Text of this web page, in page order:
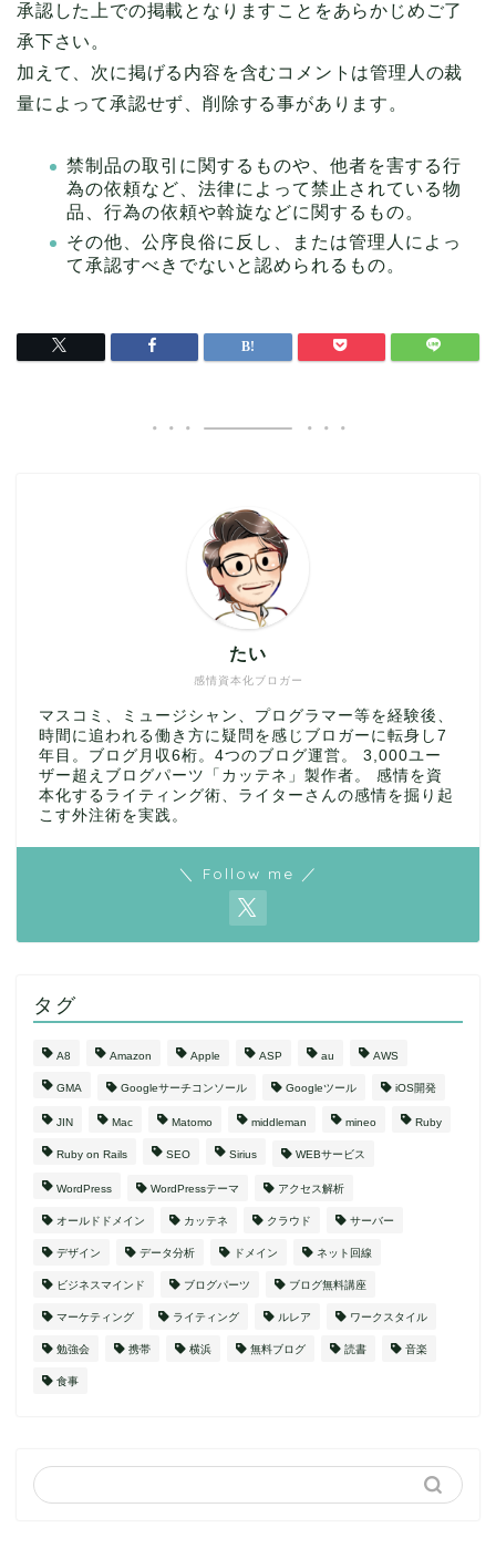
承認した上での掲載となりますことをあらかじめご了
承下さい。
加えて、次に掲げる内容を含むコメントは管理人の裁
量によって承認せず、削除する事があります。
禁制品の取引に関するものや、他者を害する行
為の依頼など、法律によって禁止されている物
品、行為の依頼や斡旋などに関するもの。
その他、公序良俗に反し、または管理人によっ
て承認すべきでないと認められるもの。
感情資本化ブロガー
たい
マスコミ、ミュージシャン、プログラマー等を経験後、
時間に追われる働き方に疑問を感じブロガーに転身し7
年目。ブログ月収6桁。4つのブログ運営。 3,000ユー
ザー超えブログパーツ「カッテネ」製作者。 感情を資
本化するライティング術、ライターさんの感情を掘り起
こす外注術を実践。
＼ Follow me ／
タグ
A8 Amazon Apple ASP au AWS
GMA Googleサーチコンソール Googleツール iOS開発
JIN Mac Matomo middleman mineo Ruby
Ruby on Rails SEO Sirius WEBサービス
WordPress WordPressテーマ アクセス解析
オールドドメイン カッテネ クラウド サーバー
デザイン データ分析 ドメイン ネット回線
ビジネスマインド ブログパーツ ブログ無料講座
マーケティング ライティング ルレア ワークスタイル
勉強会 携帯 横浜 無料ブログ 読書 音楽
食事